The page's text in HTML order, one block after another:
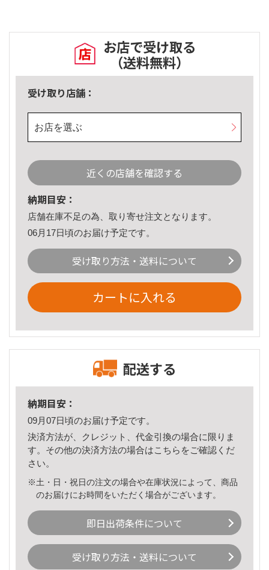
お店で受け取る
（送料無料）
受け取り店舗：
お店を選ぶ
近くの店舗を確認する
納期目安：
店舗在庫不足の為、取り寄せ注文となります。
06月17日頃のお届け予定です。
受け取り方法・送料について
カートに入れる
配送する
納期目安：
09月07日頃のお届け予定です。
決済方法が、クレジット、代金引換の場合に限りま
す。その他の決済方法の場合はこちら をご確認くだ
さい。
※土・日・祝日の注文の場合や在庫状況によって、商品
のお届けにお時間をいただく場合がございます。
即日出荷条件について
受け取り方法・送料について